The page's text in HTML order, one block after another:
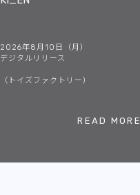
2026年8月10日（月）
デジタルリリース
（トイズファクトリー）
READ MORE